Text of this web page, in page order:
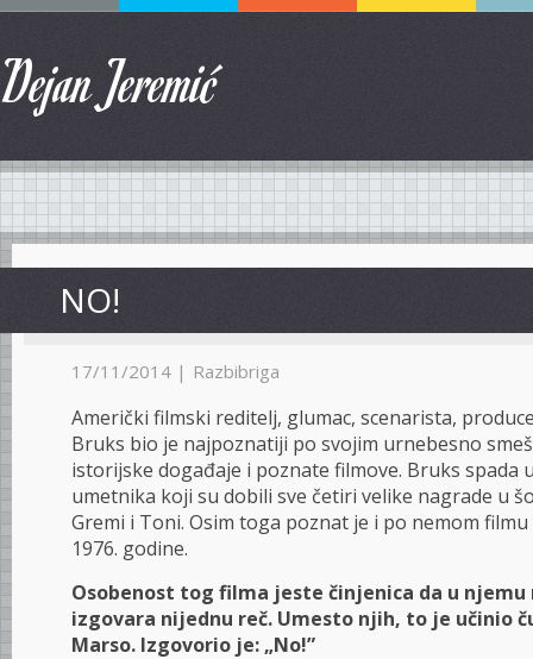
Dejan Jeremić
NO!
17/11/2014 | Razbibriga
Američki filmski reditelj, glumac, scenarista,
Bruks bio je najpoznatiji po svojim urnebesno
istorijske događaje i poznate filmove. Bruks spada
umetnika koji su dobili sve četiri velike nagrade u
Gremi i Toni. Osim toga poznat je i po nemom filmu
1976. godine.
Osobenost tog filma jeste činjenica da u
izgovara nijednu reč. Umesto njih, to je učinio
Marso. Izgovorio je: „No!”